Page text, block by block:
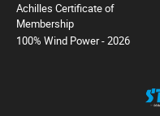
Achilles Certificate of
Membership
100% Wind Power - 2026